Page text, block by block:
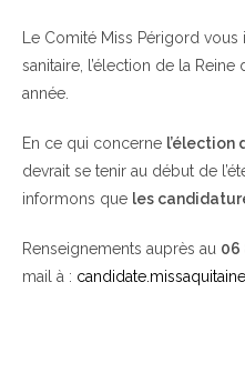
Le Comité Miss Périgord
sanitaire, l’élection de la Reine
année.
En ce qui concerne l’élection
devrait se tenir au début de
informons que les
Renseignements auprès au 06
mail à :